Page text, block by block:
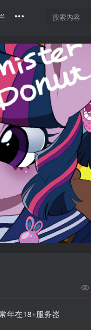
年在18+服务器